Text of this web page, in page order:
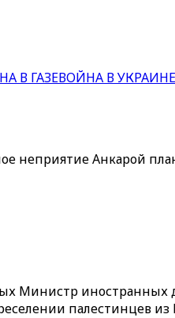
В ГАЗЕВОЙНА В УКРАИНЕ
неприятие Анкарой
Министр иностранных
палестинцев из